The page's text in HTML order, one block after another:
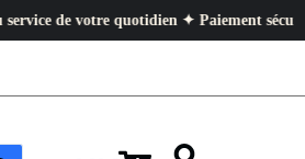
✦ Paiement sécurisé ✦ Retours faciles